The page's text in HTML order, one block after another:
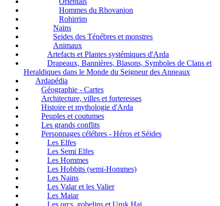
Hommes du Rhovanion
Rohirrim
Nains
Seides des Ténébres et monstres
Animaux
Artefacts et Plantes systémiques d'Arda
Drapeaux, Bannières, Blasons, Symboles de Clans et
Heraldiques dans le Monde du Seigneur des Anneaux
Ardapédia
Géographie - Cartes
Architecture, villes et forteresses
Histoire et mythologie d'Arda
Peuples et coutumes
Les grands conflits
Personnages célébres - Héros et Séides
Les Elfes
Les Semi Elfes
Les Hommes
Les Hobbits (semi-Hommes)
Les Nains
Les Valar et les Valier
Les Maiar
Les orcs, gobelins et Uruk Hai